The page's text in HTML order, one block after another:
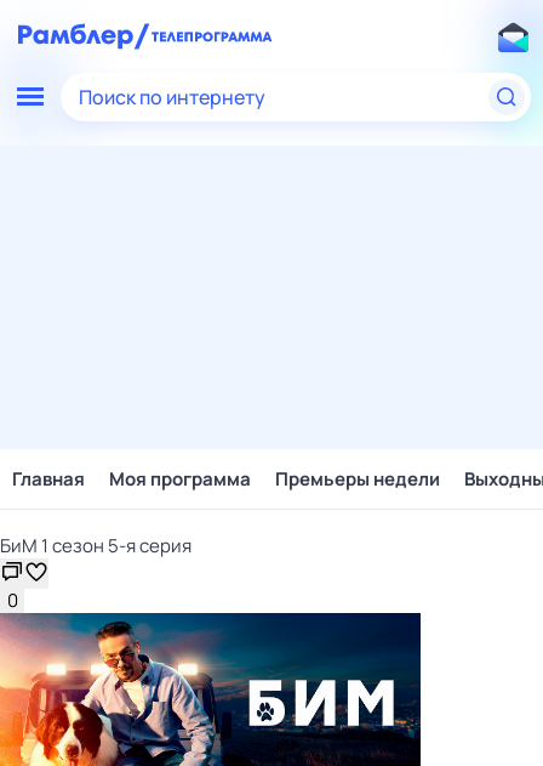
Поиск по интернету
Главная Моя программа Премьеры недели
БиМ 1 сезон 5-я серия
0